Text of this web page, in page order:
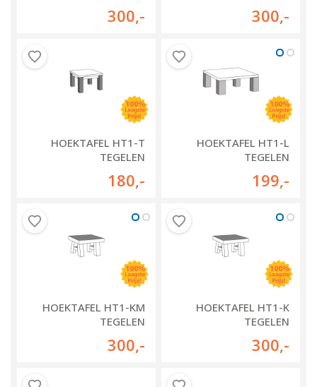
300,- 300,-
HOEKTAFEL HT1-T
TEGELEN
180,-
HOEKTAFEL HT1-L
TEGELEN
199,-
HOEKTAFEL HT1-KM
TEGELEN
300,-
HOEKTAFEL HT1-K
TEGELEN
300,-